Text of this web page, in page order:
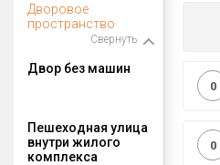
Дворовое
пространство
Свернуть
Двор без машин
0
Пешеходная улица
внутри жилого
комплекса
0